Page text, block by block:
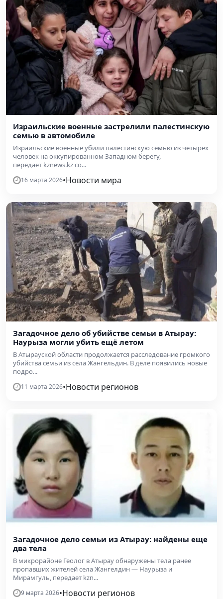
Израильские военные застрелили палестинскую
семью в автомобиле
Израильские военные убили палестинскую семью из четырёх
человек на оккупированном Западном берегу,
передает kznews.kz со...
16 марта 2026•Новости мира
Загадочное дело об убийстве семьи в Атырау:
Наурыза могли убить ещё летом
В Атырауской области продолжается расследование громкого
убийства семьи из села Жангельдин. В деле появились новые
подро...
11 марта 2026•Новости регионов
Загадочное дело семьи из Атырау: найдены еще
два тела
В микрорайоне Геолог в Атырау обнаружены тела ранее
пропавших жителей села Жангелдин — Наурыза и
Мирамгуль, передает kzn...
9 марта 2026•Новости регионов